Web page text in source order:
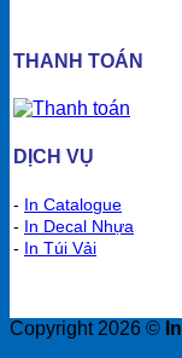
THANH TOÁN
DỊCH VỤ
-
In Catalogue
-
In Decal Nhựa
-
In Túi Vải
Copyright 2026 ©